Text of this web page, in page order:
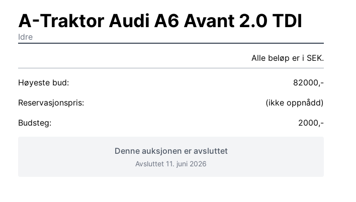
A-Traktor Audi A6 Avant 2.0 TDI
Idre
Alle beløp er i SEK.
Høyeste bud:
82000,-
Reservasjonspris:
(ikke oppnådd)
Budsteg:
2000,-
Denne auksjonen er avsluttet
Avsluttet 11. juni 2026